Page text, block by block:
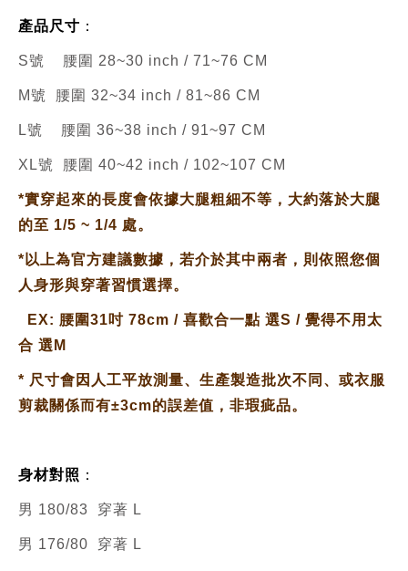
產品尺寸 ：
S號 腰圍 28~30 inch / 71~76 CM
M號 腰圍 32~34 inch / 81~86 CM
L號 腰圍 36~38 inch / 91~97 CM
XL號 腰圍 40~42 inch / 102~107 CM
*實穿起來的長度會依據大腿粗細不等，大約落於大腿
的至 1/5 ~ 1/4 處。
* 以上為官方建議數據，若介於其中兩者，則依照您個
人身形與穿著習慣選擇。
EX: 腰圍31吋 78cm / 喜歡合一點 選S / 覺得不用太
合 選M
* 尺寸會因人工平放測量、生產製造批次不同、或衣服
剪裁關係而有±3cm的誤差值，非瑕疵品。
身材對照 ：
男 180/83 穿著 L
男 176/80 穿著 L